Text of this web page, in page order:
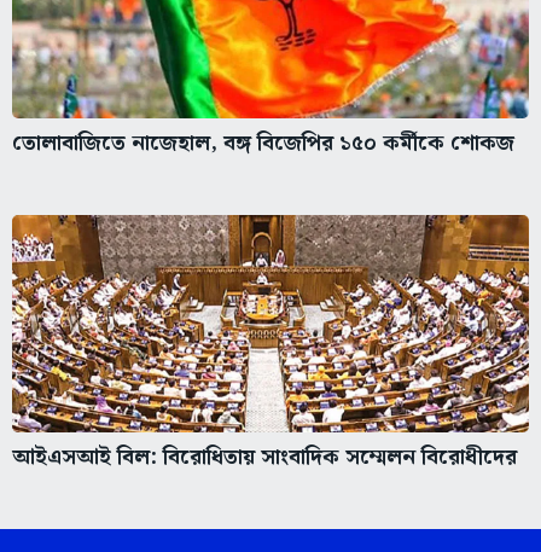
তোলাবাজিতে নাজেহাল, বঙ্গ বিজেপির ১৫০ কর্মীকে শোকজ
আইএসআই বিল: বিরোধিতায় সাংবাদিক সম্মেলন বিরোধীদের